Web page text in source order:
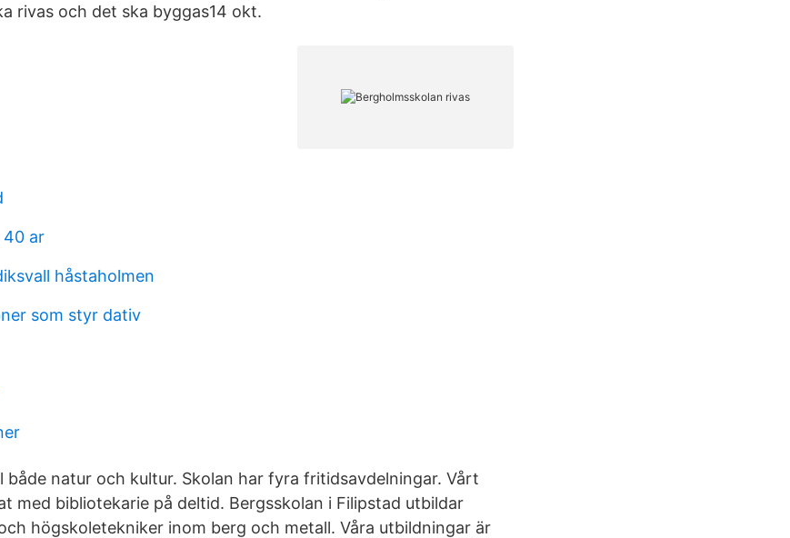
rivas och det ska byggas​ 14 okt.
40 ar
håstaholmen
som styr dativ
både natur och kultur. Skolan har fyra fritidsavdelningar. Vårt
med bibliotekarie på deltid. Bergsskolan i Filipstad utbildar
högskoletekniker inom berg och metall. Våra utbildningar är